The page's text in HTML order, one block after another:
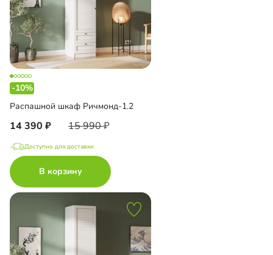
-10%
Распашной шкаф Ричмонд-1.2
14 390 15 990
Доступно для доставки
В корзину